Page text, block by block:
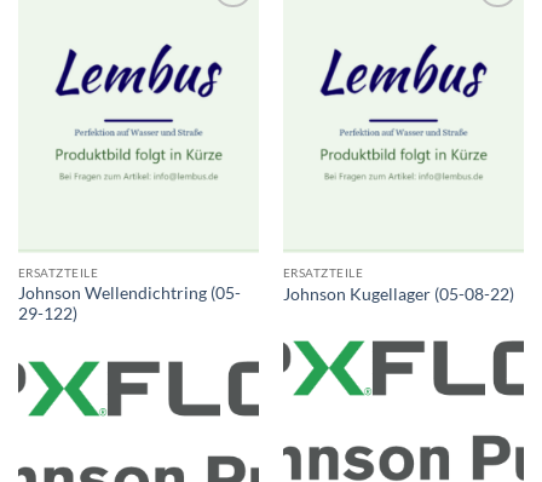
ERSATZTEILE
Johnson Wellendichtring (05-
29-122)
ERSATZTEILE
Johnson Kugellager (05-08-22)